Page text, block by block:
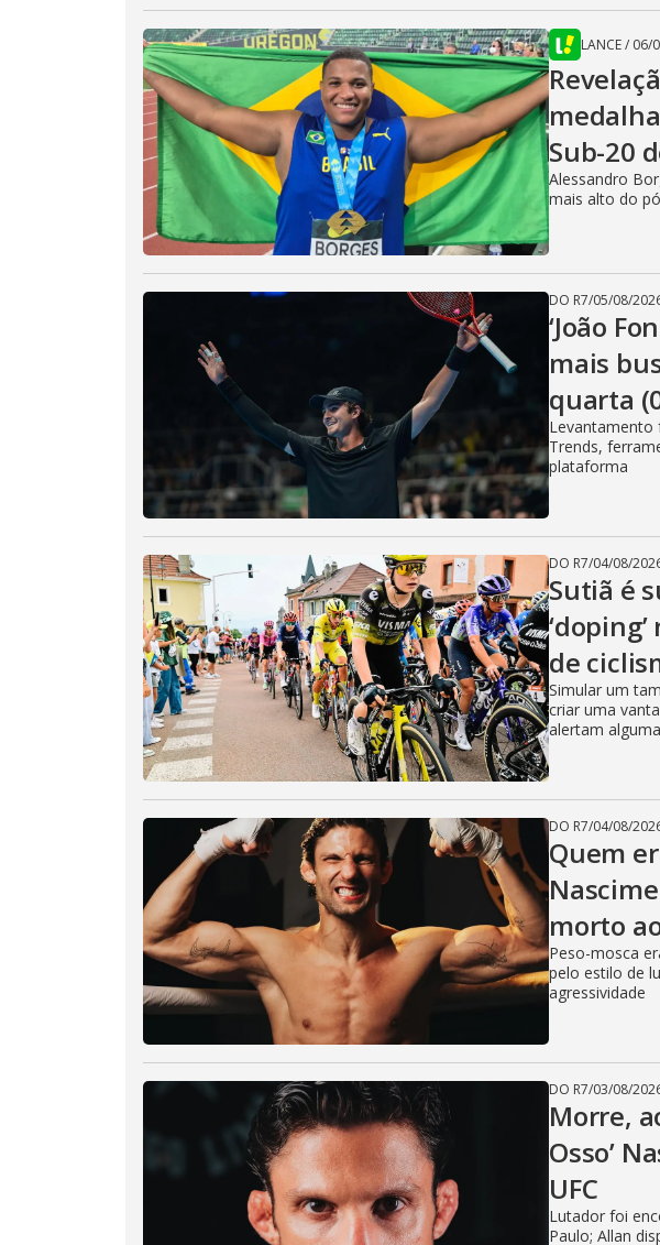
LANCE/ 06/
Sub-20
Alessandro
mais alto do
DO R7/05/08/
‘João
mais
quarta
Levantamento
Trends,
plataforma
DO R7/04/08/
Sutiã é
de
Simular um
criar uma
alertam
DO R7/04/08/
Quem
morto
Peso-mosca
pelo estilo de
agressividade
DO R7/03/08/
Morre,
Osso’
UFC
Lutador foi
Paulo; Allan